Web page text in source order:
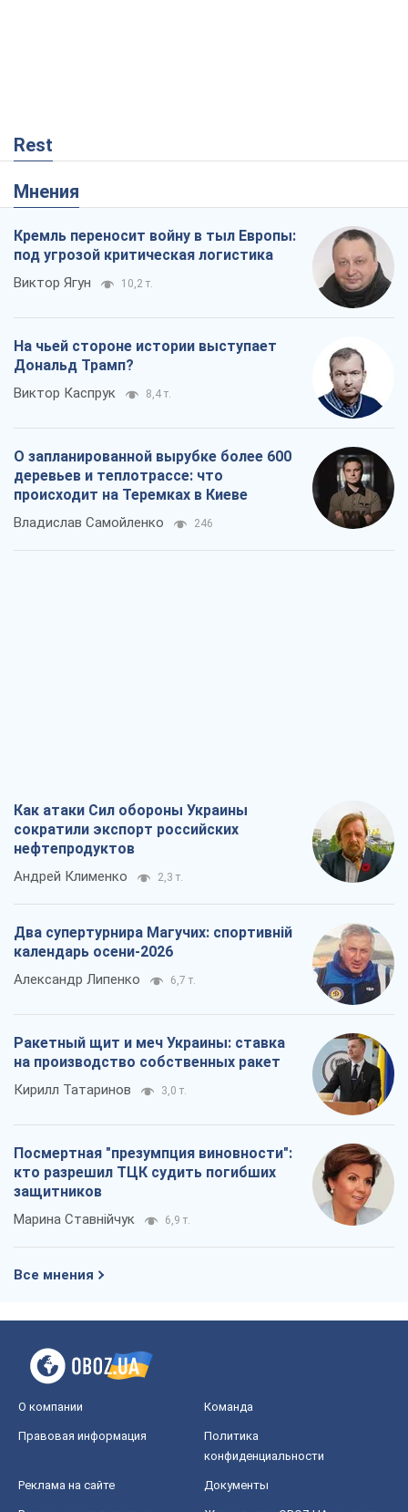
Rest
Мнения
Кремль переносит войну в тыл Европы:
под угрозой критическая логистика
Виктор Ягун 10,2 т.
На чьей стороне истории выступает
Дональд Трамп?
Виктор Каспрук 8,4 т.
О запланированной вырубке более 600
деревьев и теплотрассе: что
происходит на Теремках в Киеве
Владислав Самойленко 246
Как атаки Сил обороны Украины
сократили экспорт российских
нефтепродуктов
Андрей Клименко 2,3 т.
Два супертурнира Магучих: спортивній
календарь осени-2026
Александр Липенко 6,7 т.
Ракетный щит и меч Украины: ставка
на производство собственных ракет
Кирилл Татаринов 3,0 т.
Посмертная "презумпция виновности":
кто разрешил ТЦК судить погибших
защитников
Марина Ставнійчук 6,9 т.
Все мнения
О компании Команда
Правовая информация
Политика
конфиденциальности
Реклама на сайте Документы